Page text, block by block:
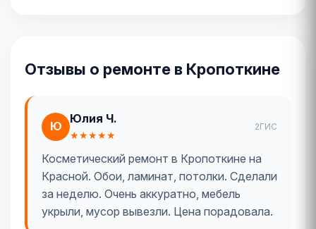
Отзывы о ремонте в Кропоткине
Ю
Юлия Ч.
★★★★★
2ГИС
Косметический ремонт в Кропоткине на
Красной. Обои, ламинат, потолки. Сделали
за неделю. Очень аккуратно, мебель
укрыли, мусор вывезли. Цена порадовала.